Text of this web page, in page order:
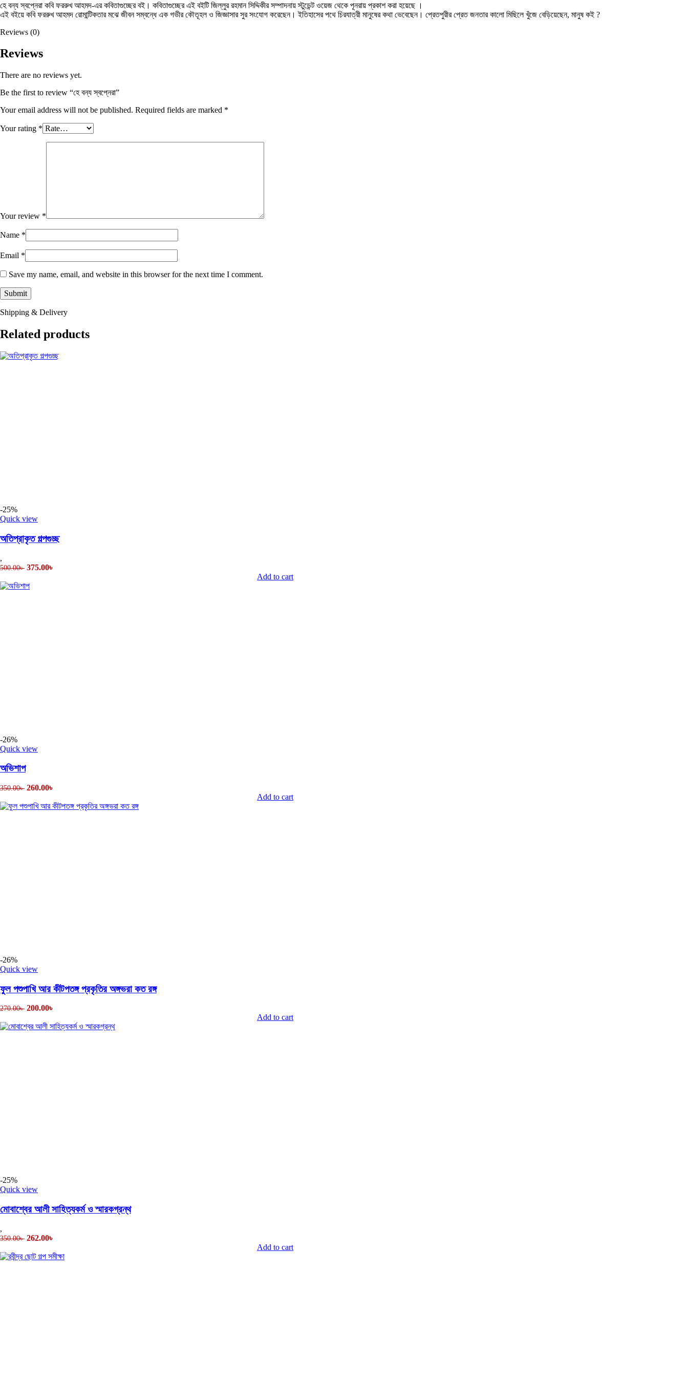
হে বন্য স্বপ্নেরা কবি ফররুখ আহমদ-এর কবিতাগুচ্ছের বই। কবিতাগুচ্ছের এই বইটি জিল্লুর রহমান সিদ্দিকীর সম্পাদনায় স্টুডেন্ট ওয়েজ থেকে পূনরায় প্রকাশ করা হয়েছে ।
এই বইয়ে কবি ফররুখ আহমদ রোমান্টিকতার মঝে জীবন সম্বন্ধে এক গভীর কৌতূহল ও জিজ্ঞাসার সুর সংযোগ করেছেন। ইতিহাসের পথে চিরযাত্রী মানুষের কথা ভেবেছেন। প্রেতপুরীর প্রেত জনতার কালো মিছিলে খুঁজে বেড়িয়েছেন, মানুষ কই ?
Reviews (0)
Reviews
There are no reviews yet.
Be the first to review “হে বন্য স্বপ্নেরা”
Your email address will not be published. Required fields are marked *
Your rating *
Your review *
Name *
Email *
Save my name, email, and website in this browser for the next time I comment.
Shipping & Delivery
Related products
-25%
Quick view
অতিপ্রাকৃত গল্পগুচ্ছ
,
500.00৳ 375.00৳
Add to cart
-26%
Quick view
অভিশাপ
350.00৳ 260.00৳
Add to cart
-26%
Quick view
ফুল পশুপাখি আর কীটপতঙ্গ প্রকৃতির অঙ্গভরা কত রঙ্গ
270.00৳ 200.00৳
Add to cart
-25%
Quick view
মোবাশ্বের আলী সাহিত্যকর্ম ও স্মারকগ্রন্থ
,
350.00৳ 262.00৳
Add to cart